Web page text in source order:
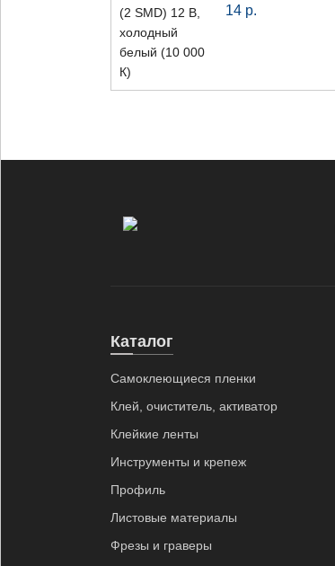
14 р.
Каталог
Самоклеющиеся пленки
Клей, очиститель, активатор
Клейкие ленты
Инструменты и крепеж
Профиль
Листовые материалы
Фрезы и граверы